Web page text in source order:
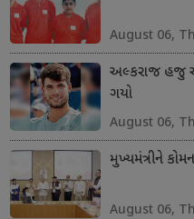
August 06,
અલ્કરાજ હજુ
ગયો
August 06,
મુખ્યમંત્રીને
August 06,